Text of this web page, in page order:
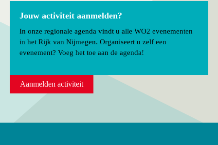
Jouw activiteit aanmelden?
In onze regionale agenda vindt u alle WO2 evenementen
in het Rijk van Nijmegen. Organiseert u zelf een
evenement? Voeg het toe aan de agenda!
Aanmelden activiteit